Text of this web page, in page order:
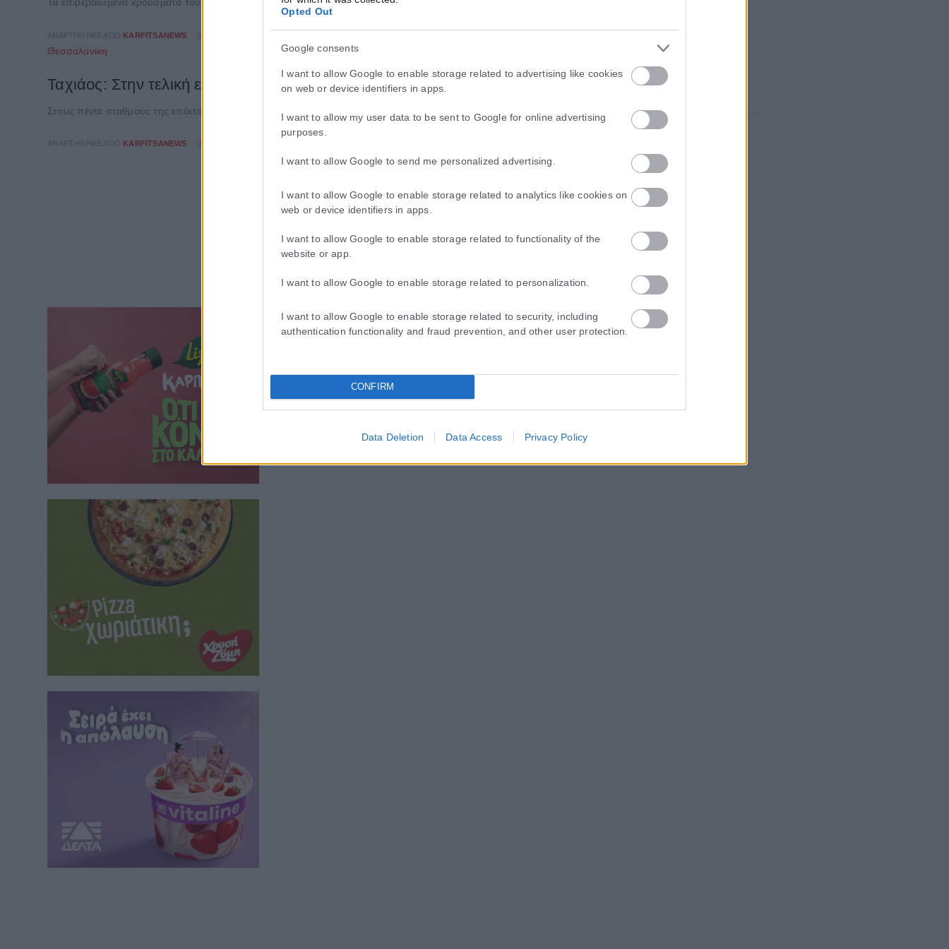
Opted Out
Google consents
I want to allow Google to enable storage related to advertising like cookies
on web or device identifiers in apps.
I want to allow my user data to be sent to Google for online advertising
purposes.
I want to allow Google to send me personalized advertising.
I want to allow Google to enable storage related to analytics like cookies on
web or device identifiers in apps.
I want to allow Google to enable storage related to functionality of the
website or app.
I want to allow Google to enable storage related to personalization.
I want to allow Google to enable storage related to security, including
authentication functionality and fraud prevention, and other user protection.
CONFIRM
Data Deletion Data Access Privacy Policy
Τα επιβεβαιωμένα κρούσματα του ιού του Έμπολα στη Λαϊκή Δημοκρατία του Κονγκό αυξήθηκαν σε πάνω από 4.000 για πρώτη φορά...
ΑΝΑΡΤΉΘΗΚΕ ΑΠΌ KARFITSANEWS
Θεσσαλονίκη
Ταχιάος: Στην τελική ευθεία η επέκταση της Καλαμαριάς με δοκιμαστικά δρομολόγια
Στους πέντε σταθμούς της επέκτασης του Μετρό Θεσσαλονίκης προς την Καλαμαριά (Νομαρχία, Καλαμαριά, Αρετσού, Νέα Κρήνη και Μίκρα) βρέθηκε την...
ΑΝΑΡΤΉΘΗΚΕ ΑΠΌ KARFITSANEWS